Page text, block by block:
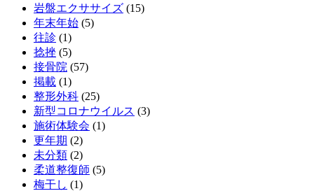
岩盤エクササイズ (15)
年末年始 (5)
往診 (1)
捻挫 (5)
接骨院 (57)
掲載 (1)
整形外科 (25)
新型コロナウイルス (3)
施術体験会 (1)
更年期 (2)
未分類 (2)
柔道整復師 (5)
梅干し (1)